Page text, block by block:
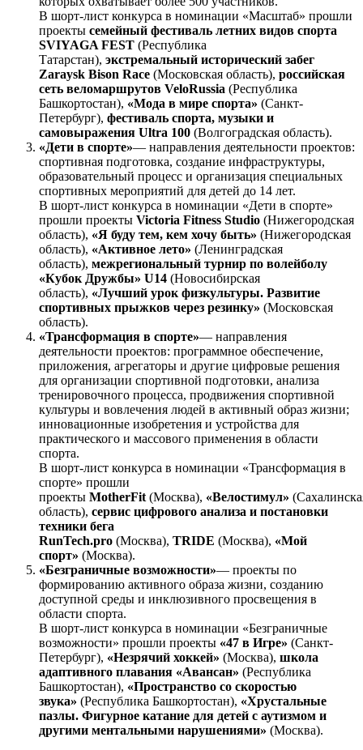
В шорт-лист конкурса в номинации «Масштаб» прошли
проекты семейный фестиваль летних видов спорта
SVIYAGA FEST (Республика
Татарстан), экстремальный исторический забег
Zaraysk Bison Race (Московская область), российская
сеть веломаршрутов VeloRussia (Республика
Башкортостан), «Мода в мире спорта» (Санкт-
Петербург), фестиваль спорта, музыки и
самовыражения Ultra 100 (Волгоградская область).
«Дети в спорте»— направления деятельности проектов:
спортивная подготовка, создание инфраструктуры,
образовательный процесс и организация специальных
спортивных мероприятий для детей до 14 лет.
В шорт-лист конкурса в номинации «Дети в спорте»
прошли проекты Victoria Fitness Studio (Нижегородская
область), «Я буду тем, кем хочу быть» (Нижегородская
область), «Активное лето» (Ленинградская
область), межрегиональный турнир по волейболу
«Кубок Дружбы» U14 (Новосибирская
область), «Лучший урок физкультуры. Развитие
спортивных прыжков через резинку» (Московская
область).
«Трансформация в спорте»— направления
деятельности проектов: программное обеспечение,
приложения, агрегаторы и другие цифровые решения
для организации спортивной подготовки, анализа
тренировочного процесса, продвижения спортивной
культуры и вовлечения людей в активный образ жизни;
инновационные изобретения и устройства для
практического и массового применения в области
спорта.
В шорт-лист конкурса в номинации «Трансформация в
спорте» прошли
проекты MotherFit (Москва), «Велостимул»
область), сервис цифрового анализа и постановки
техники бега
RunTech.pro (Москва), TRIDE (Москва), «Мой
спорт» (Москва).
«Безграничные возможности»— проекты по
формированию активного образа жизни, созданию
доступной среды и инклюзивного просвещения в
области спорта.
В шорт-лист конкурса в номинации «Безграничные
возможности» прошли проекты «47 в Игре» (Санкт-
Петербург), «Незрячий хоккей» (Москва), школа
адаптивного плавания «Авансан» (Республика
Башкортостан), «Пространство со скоростью
звука» (Республика Башкортостан), «Хрустальные
пазлы. Фигурное катание для детей с аутизмом и
другими ментальными нарушениями» (Москва).